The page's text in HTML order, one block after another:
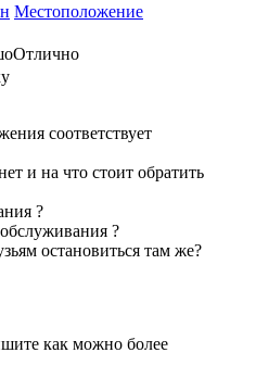
Местоположение
Отлично
соответствует
и на что стоит обратить
?
?
остановиться там же?
как можно более